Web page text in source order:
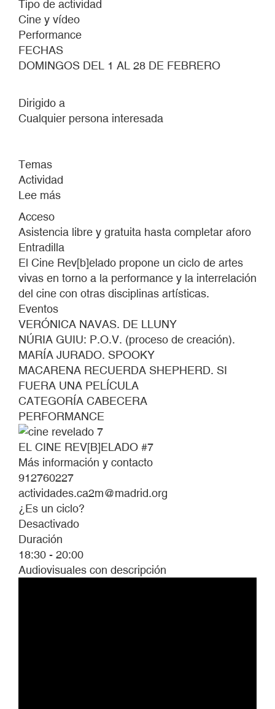
Tipo de actividad
Cine y vídeo
Performance
FECHAS
DOMINGOS DEL 1 AL 28 DE FEBRERO
Dirigido a
Cualquier persona interesada
Temas
Actividad
Lee más
CINE
REV[B]ELADO
#7
Acceso
Asistencia libre y gratuita hasta completar aforo
Entradilla
El Cine Rev[b]elado propone un ciclo de artes
vivas en torno a la performance y la interrelación
del cine con otras disciplinas artísticas.
Eventos
VERÓNICA NAVAS. DE LLUNY
NÚRIA GUIU: P.O.V. (proceso de creación).
MARÍA JURADO. SPOOKY
MACARENA RECUERDA SHEPHERD. SI
FUERA UNA PELÍCULA
CATEGORÍA CABECERA
PERFORMANCE
EL CINE REV[B]ELADO #7
Más información y contacto
912760227
actividades.ca2m@madrid.org
¿Es un ciclo?
Desactivado
Duración
18:30 - 20:00
Audiovisuales con descripción